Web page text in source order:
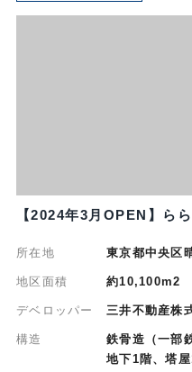
【2024年3月OPEN】ら
所在地 東京都中央区
地区面積 約10,100m2
デベロッパー 三井不動産株
構造
鉄骨造（一部
地下1階、塔